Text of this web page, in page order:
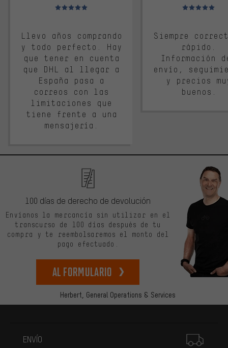
Valoración media: 5 de 5
Llevo años comprando
y todo perfecto. Hay
que tener en cuenta
que DHL al llegar a
España pasa a
correos con las
limitaciones que
tiene frente a una
mensajería.
Valoración
Siempre
rápido.
Información
envío,
y precios
buenos.
Herbert, General Operations & Services
100 días de derecho de devolución
Envíanos la mercancía sin utilizar en el
transcurso de 100 días después de tu
compra y te reembolsaremos el monto del
pago efectuado.
Al formulario
ENVÍO